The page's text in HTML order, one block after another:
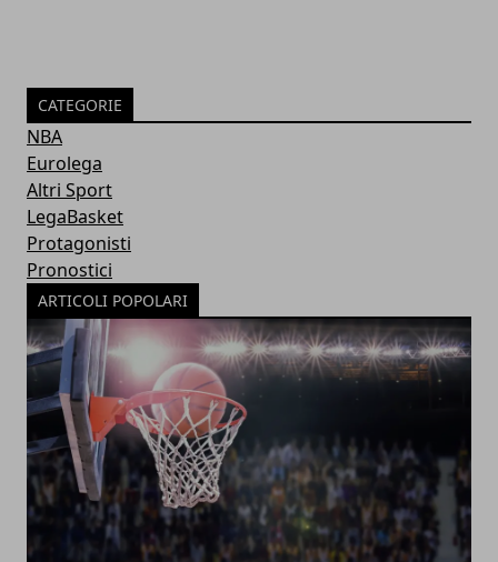
CATEGORIE
NBA
Eurolega
Altri Sport
LegaBasket
Protagonisti
Pronostici
ARTICOLI POPOLARI